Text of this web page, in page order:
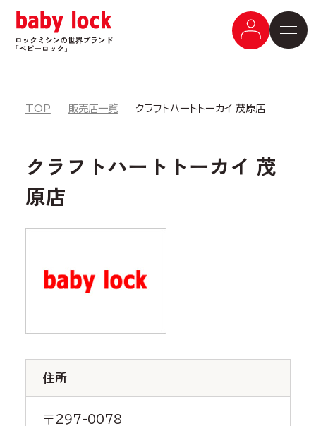
TOP 販売店一覧 クラフトハートトーカイ 茂原店
クラフトハートトーカイ 茂
原店
住所
〒297-0078